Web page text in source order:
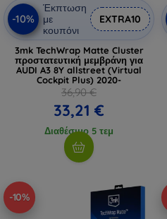
-10%
Έκπτωση
με
κουπόνι
EXTRA10
3mk TechWrap Matte Cluster
προστατευτική μεμβράνη για
AUDI A3 8Y allstreet (Virtual
Cockpit Plus) 2020-
36,90 €
33,21 €
Διαθέσιμο 5 τεμ
-10%